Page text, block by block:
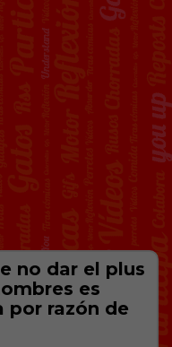
no dar el plus
es
por razón de